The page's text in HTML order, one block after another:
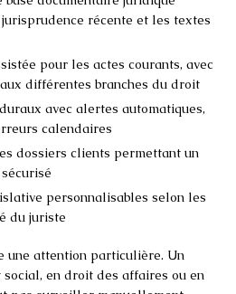
récente et les textes
pour les actes courants, avec
différentes branches du droit
avec alertes automatiques,
calendaires
dossiers clients permettant un
personnalisables selon les
du juriste
une attention particulière. Un
en droit des affaires ou en